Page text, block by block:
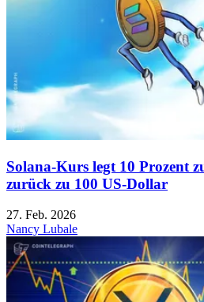
Solana-Kurs legt 10 Prozent
zurück zu 100 US-Dollar
27. Feb. 2026
Nancy Lubale